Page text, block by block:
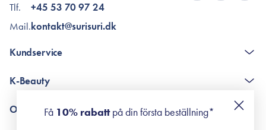
Tlf.
Mail.
+45 53 70 97 24
kontakt@surisuri.dk
Kundservice
Poängshop - frågor och svar
K-Beauty
Retinol för nybörjare
Om Surisuri
Få 10% rabattpå din första beställning*